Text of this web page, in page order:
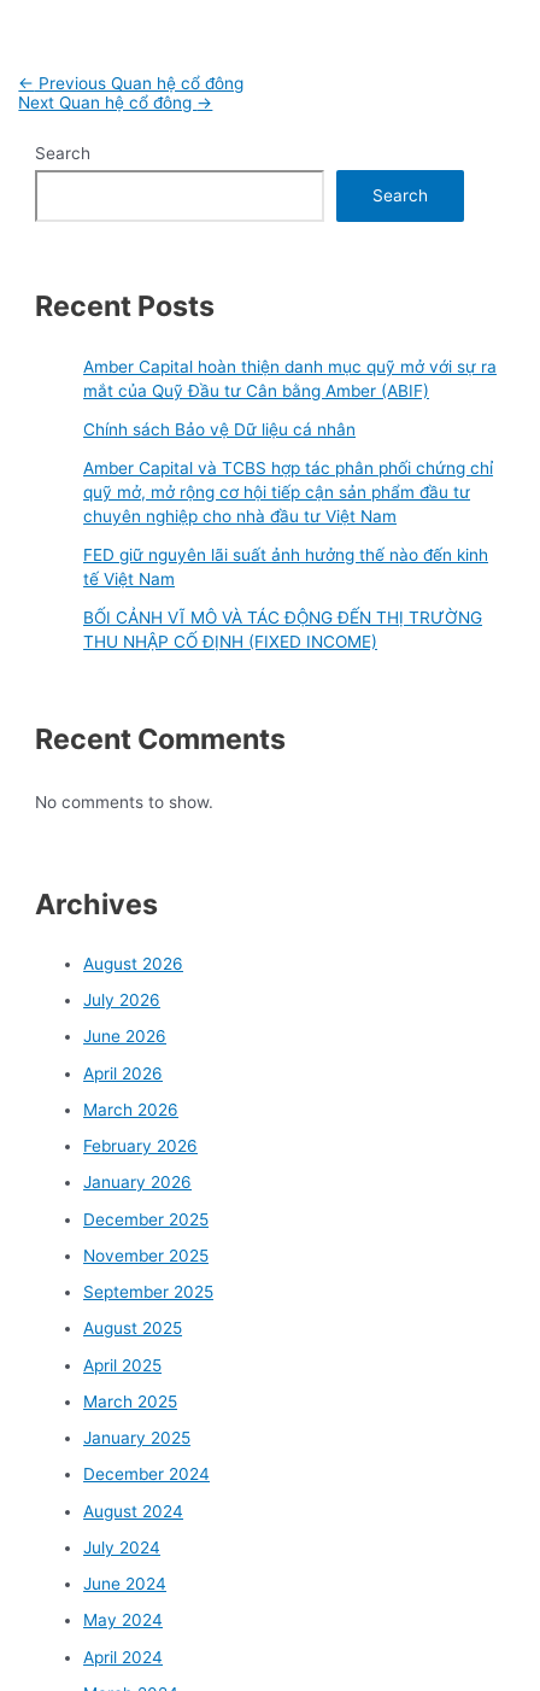
Post
navigation
← Previous Quan hệ cổ đông
Next Quan hệ cổ đông →
Search
Search
Recent Posts
Amber Capital hoàn thiện danh mục quỹ mở với sự ra
mắt của Quỹ Đầu tư Cân bằng Amber (ABIF)
Chính sách Bảo vệ Dữ liệu cá nhân
Amber Capital và TCBS hợp tác phân phối chứng chỉ
quỹ mở, mở rộng cơ hội tiếp cận sản phẩm đầu tư
chuyên nghiệp cho nhà đầu tư Việt Nam
FED giữ nguyên lãi suất ảnh hưởng thế nào đến kinh
tế Việt Nam
BỐI CẢNH VĨ MÔ VÀ TÁC ĐỘNG ĐẾN THỊ TRƯỜNG
THU NHẬP CỐ ĐỊNH (FIXED INCOME)
Recent Comments
No comments to show.
Archives
August 2026
July 2026
June 2026
April 2026
March 2026
February 2026
January 2026
December 2025
November 2025
September 2025
August 2025
April 2025
March 2025
January 2025
December 2024
August 2024
July 2024
June 2024
May 2024
April 2024